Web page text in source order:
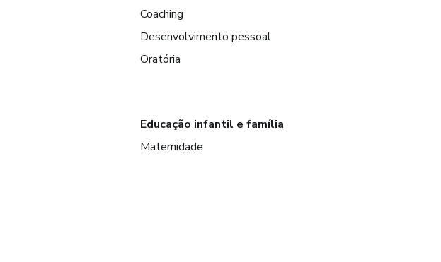
Coaching
Desenvolvimento pessoal
Oratória
Educação infantil e família
Maternidade